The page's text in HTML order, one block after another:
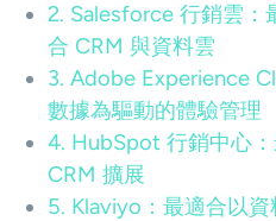
2. Salesforce 行銷雲：
合 CRM 與資料雲
3. Adobe Experience
數據為驅動的體驗管理
4. HubSpot 行銷中心
CRM 擴展
5. Klaviyo：最適合以